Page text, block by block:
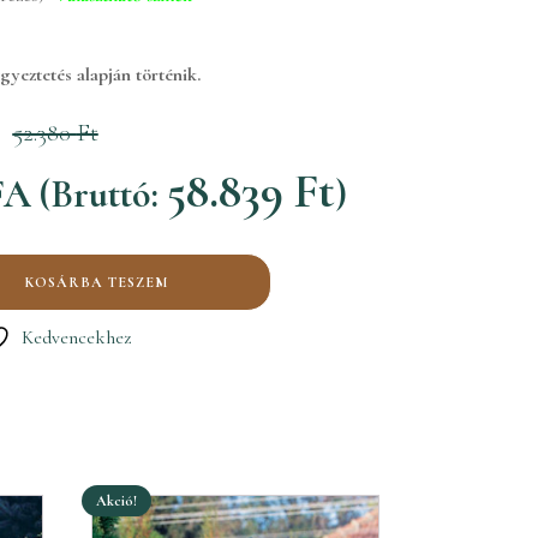
alapján történik.
52.380Ft
(Bruttó: 58.839 Ft)
KOSÁRBA TESZEM
Kedvencekhez
Akció!